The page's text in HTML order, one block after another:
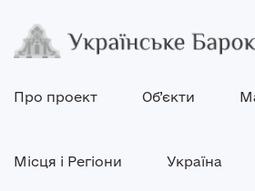
Про проект Об’єкти
Місця і Регіони Україна